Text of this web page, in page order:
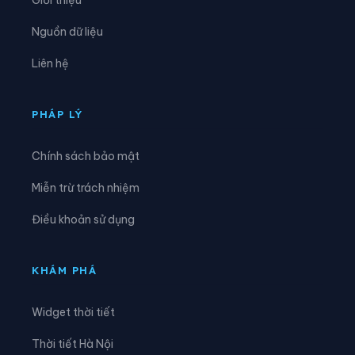
Xã Tam Kim
Xã Vinh Quý
Nguồn dữ liệu
Liên hệ
PHÁP LÝ
Chính sách bảo mật
Miễn trừ trách nhiệm
Điều khoản sử dụng
KHÁM PHÁ
Widget thời tiết
Thời tiết Hà Nội